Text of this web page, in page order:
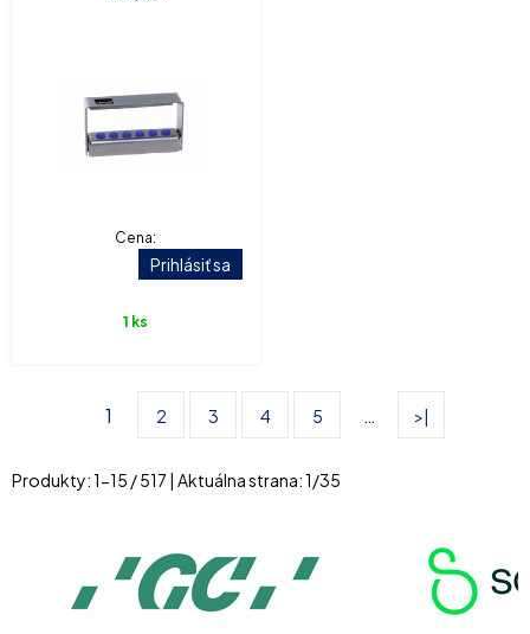
Cena:
Prihlásiť sa
1 ks
1 2 3 4 5 … >|
Produkty:1-15 /517 | Aktuálna strana:1/35